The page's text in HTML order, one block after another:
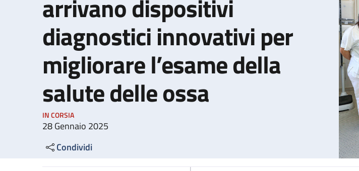
arrivano dispositivi
diagnostici innovativi per
migliorare l’esame della
salute delle ossa
IN CORSIA
28 Gennaio 2025
Condividi